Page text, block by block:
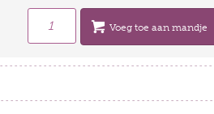
Voeg toe aan mandje